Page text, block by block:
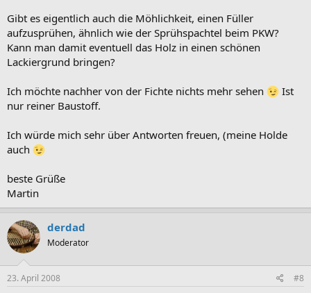
Gibt es eigentlich auch die Möhlichkeit, einen Füller
aufzusprühen, ähnlich wie der Sprühspachtel beim PKW?
Kann man damit eventuell das Holz in einen schönen
Lackiergrund bringen?
Ich möchte nachher von der Fichte nichts mehr sehen
Ist
nur reiner Baustoff.
Ich würde mich sehr über Antworten freuen, (meine Holde
auch
beste Grüße
Martin
derdad
Moderator
23. April 2008 #8